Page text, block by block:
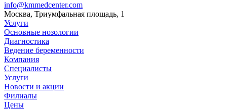
info@kmmedcenter.com
Москва, Триумфальная площадь, 1
Услуги
Основные нозологии
Диагностика
Ведение беременности
Компания
Специалисты
Услуги
Новости и акции
Филиалы
Цены